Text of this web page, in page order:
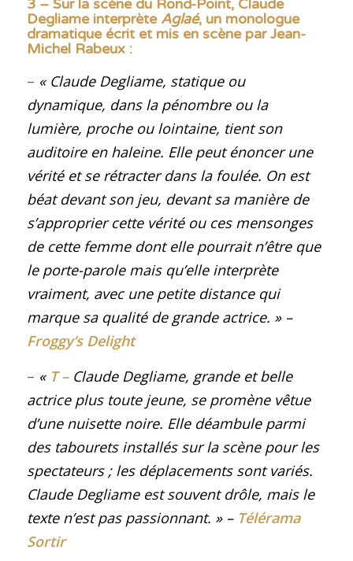
3 – Sur la scène du Rond-Point, Claude
Degliame interprète Aglaé, un monologue
dramatique écrit et mis en scène par Jean-
Michel Rabeux :
– « Claude Degliame, statique ou
dynamique, dans la pénombre ou la
lumière, proche ou lointaine, tient son
auditoire en haleine. Elle peut énoncer une
vérité et se rétracter dans la foulée. On est
béat devant son jeu, devant sa manière de
s’approprier cette vérité ou ces mensonges
de cette femme dont elle pourrait n’être que
le porte-parole mais qu’elle interprète
vraiment, avec une petite distance qui
marque sa qualité de grande actrice. » –
Froggy’s Delight
– « T – Claude Degliame, grande et belle
actrice plus toute jeune, se promène vêtue
d’une nuisette noire. Elle déambule parmi
des tabourets installés sur la scène pour les
spectateurs ; les déplacements sont variés.
Claude Degliame est souvent drôle, mais le
texte n’est pas passionnant. » – Télérama
Sortir